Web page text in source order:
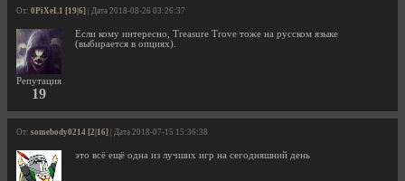
От: 0PiXeL1 [19|6] | Дата 2018-08-26 03:26:37
Репутация
19
Если кому интересно, Treasure Trove тоже на русском языке
(выбирается в опциях).
От: somebody0214 [2|16] | Дата 2018-07-15 15:36:38
это всё ещё одна из лучших игр на сегодняшний день